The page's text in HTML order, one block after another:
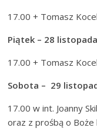
17.00 + Tomasz
Piątek – 28
17.00 + Tomasz
Sobota – 29
17.00 w int. Joanny
oraz z prośbą o Boże